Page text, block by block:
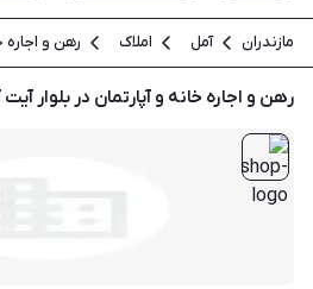
مازندران آمل املاک رهن و اجاره
رهن و اجاره خانه و آپارتمان در بلوار